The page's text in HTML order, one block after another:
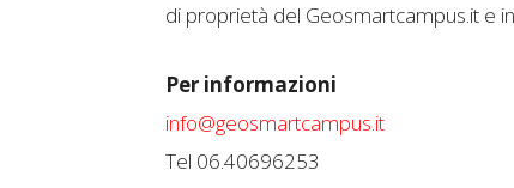
di proprietà del Geosmartcampus.it e
Per informazioni
info@geosmartcampus.it
Tel 06.40696253